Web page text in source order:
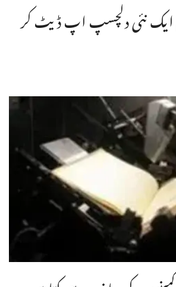
نئی دلچسپ اپ ڈیٹ کر